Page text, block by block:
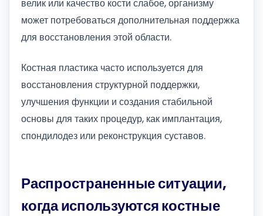
велик или качество кости слабое, организму
может потребоваться дополнительная поддержка
для восстановления этой области.
Костная пластика часто используется для
восстановления структурной поддержки,
улучшения функции и создания стабильной
основы для таких процедур, как имплантация,
спондилодез или реконструкция суставов.
Распространенные ситуации,
когда используются костные